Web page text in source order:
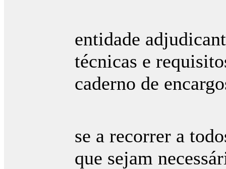
entidade
técnicas e
caderno de
se a recorrer a
que sejam